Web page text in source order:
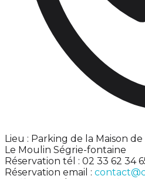
Lieu : Parking de la Maison
Le Moulin Ségrie-fontaine
Réservation tél : 02 33 62 34
Réservation email :